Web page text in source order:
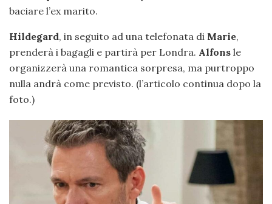
baciare l’ex marito.
Hildegard, in seguito ad una telefonata di Marie,
prenderà i bagagli e partirà per Londra. Alfons le
organizzerà una romantica sorpresa, ma purtroppo
nulla andrà come previsto. (l’articolo continua dopo la
foto.)